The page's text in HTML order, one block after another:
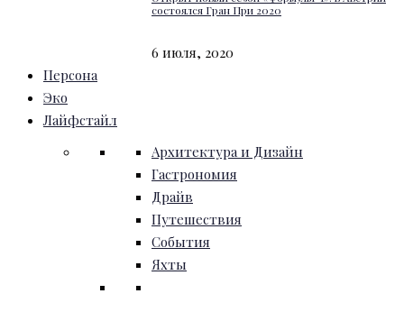
состоялся Гран При 2020
6 июля, 2020
Персона
Эко
Лайфстайл
Архитектура и Дизайн
Гастрономия
Драйв
Путешествия
События
Яхты